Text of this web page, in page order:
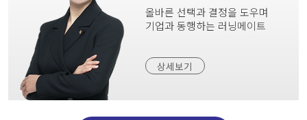
올바른 선택과 결정을 도우며
기업과 동행하는 러닝메이트
상세보기